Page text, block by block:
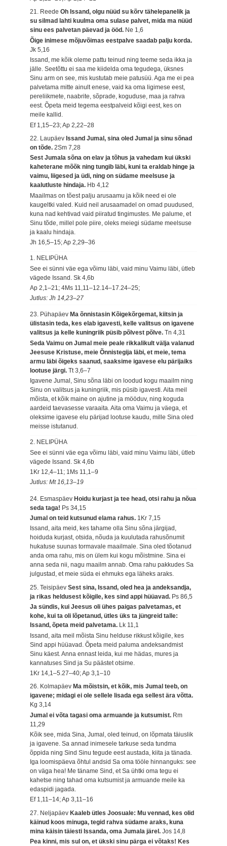
21. ReedeOh Issand, olgu nüüd su kõrv tähelepanelik ja
su silmad lahti kuulma oma sulase palvet, mida ma nüüd
sinu ees palvetan päevad ja ööd. Ne 1,6
Õige inimese mõjuvõimas eestpalve saadab palju korda.
Jk 5,16
Issand, me kõik oleme pattu teinud ning teeme seda ikka ja
jälle. Seetõttu ei saa me kiidelda oma tegudega, üksnes
Sinu arm on see, mis kustutab meie patusüü. Aga me ei pea
palvetama mitte ainult enese, vaid ka oma ligimese eest,
pereliikmete, naabrite, sõprade, koguduse, maa ja rahva
eest. Õpeta meid tegema eestpalveid kõigi eest, kes on
meile kallid.
Ef 1,15–23; Ap 2,22–28
22. Laupäev Issand Jumal, sina oled Jumal ja sinu sõnad
on tõde.2Sm 7,28
Sest Jumala sõna on elav ja tõhus ja vahedam kui ükski
kaheterane mõõk ning tungib läbi, kuni ta eraldab hinge ja
vaimu, liigesed ja üdi, ning on südame meelsuse ja
kaalutluste hindaja. Hb 4,12
Maailmas on tõest palju arusaamu ja kõik need ei ole
kaugeltki valed. Kuid neil arusaamadel on omad puudused,
kuna nad kehtivad vaid piiratud tingimustes. Me palume, et
Sinu tõde, millel pole piire, oleks meiegi südame meelsuse
ja kaalu hindaja.
Jh 16,5–15; Ap 2,29–36
1. NELIPÜHA
See ei sünni väe ega võimu läbi, vaid minu Vaimu läbi, ütleb
vägede Issand.Sk 4,6b
Ap 2,1–21; 4Ms 11,11–12.14–17.24–25;
Jutlus: Jh 14,23–27
23. Pühapäev Ma õnnistasin Kõigekõrgemat, kiitsin ja
ülistasin teda, kes elab igavesti, kelle valitsus on igavene
valitsus ja kelle kuningriik püsib põlvest põlve.Tn 4,31
Seda Vaimu on Jumal meie peale rikkalikult välja valanud
Jeesuse Kristuse, meie Õnnistegija läbi, et meie, tema
armu läbi õigeks saanud, saaksime igavese elu pärijaiks
lootuse järgi.Tt 3,6–7
Igavene Jumal, Sinu sõna läbi on loodud kogu maailm ning
Sinu on valitsus ja kuningriik, mis püsib igavesti. Aita meil
mõista, et kõik maine on ajutine ja mööduv, ning koguda
aardeid taevasesse varaaita. Aita oma Vaimu ja väega, et
oleksime igavese elu pärijad lootuse kaudu, mille Sina oled
meisse istutanud.
2. NELIPÜHA
See ei sünni väe ega võimu läbi, vaid minu Vaimu läbi, ütleb
vägede Issand.Sk 4,6b
1Kr 12,4–11; 1Ms 11,1–9
Jutlus: Mt 16,13–19
24. EsmaspäevHoidu kurjast ja tee head, otsi rahu ja nõua
seda taga! Ps 34,15
Jumal on teid kutsunud elama rahus. 1Kr 7,15
Issand, aita meid, kes tahame olla Sinu sõna järgijad,
hoiduda kurjast, otsida, nõuda ja kuulutada rahusõnumit
hukatuse suunas tormavale maailmale. Sina oled tõotanud
anda oma rahu, mis on ülem kui kogu mõistmine. Sina ei
anna seda nii, nagu maailm annab. Oma rahu pakkudes Sa
julgustad, et meie süda ei ehmuks ega läheks araks.
25. TeisipäevSest sina, Issand, oled hea ja andeksandja,
ja rikas heldusest kõigile, kes sind appi hüüavad. Ps 86,5
Ja sündis, kui Jeesus oli ühes paigas palvetamas, et
kohe, kui ta oli lõpetanud, ütles üks ta jüngreid talle:
Issand, õpeta meid palvetama. Lk 11,1
Issand, aita meil mõista Sinu helduse rikkust kõigile, kes
Sind appi hüüavad. Õpeta meid paluma andeksandmist
Sinu käest. Anna ennast leida, kui me hädas, mures ja
kannatuses Sind ja Su päästet otsime.
1Kr 14,1–5.27–40; Ap 3,1–10
26. Kolmapäev Ma mõistsin, et kõik, mis Jumal teeb, on
igavene; midagi ei ole sellele lisada ega sellest ära võtta.
Kg 3,14
Jumal ei võta tagasi oma armuande ja kutsumist. Rm
11,29
Kõik see, mida Sina, Jumal, oled teinud, on lõpmata täiuslik
ja igavene. Sa annad inimesele tarkuse seda tundma
õppida ning Sind Sinu tegude eest austada, kiita ja tänada.
Iga loomispäeva õhtul andsid Sa oma tööle hinnanguks: see
on väga hea! Me täname Sind, et Sa ühtki oma tegu ei
kahetse ning tahad oma kutsumist ja armuande meile ka
edaspidi jagada.
Ef 1,11–14; Ap 3,11–16
27. NeljapäevKaaleb ütles Joosuale: Mu vennad, kes olid
käinud koos minuga, tegid rahva südame araks, kuna
mina käisin täiesti Issanda, oma Jumala järel.Jos 14,8
Pea kinni, mis sul on, et ükski sinu pärga ei võtaks! Kes